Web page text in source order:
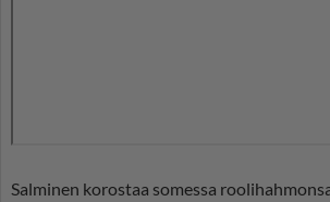
Salminen korostaa somessa